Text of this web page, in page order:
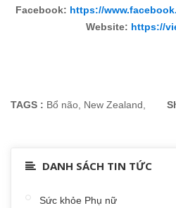
Facebook: https://
Website: https://
TAGS : Bổ não, New Zealand,
DANH SÁCH TIN TỨC
Sức khỏe Phụ nữ